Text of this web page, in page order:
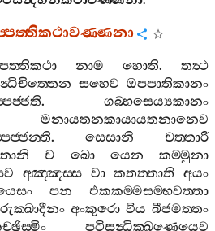
නාම හොති. තත්‍ථ
සහෙව ඔපපාතිකානං
. ගබ‍්භසෙය්‍යකානං
මනායතනකායායතනානෙව
. සෙසානි
චත‍්තාරි
තානි ච ඛො යෙන
කම‍්මුනා
අඤ‍්ඤස‍්ස වා කතත‍්තාති
අයං
පන
එකකම‍්මසම‍්භවත‍්තා
රුක‍්ඛාදීනං අංකුරො විය බීජමත‍්තං
පටිසන්‍ධික‍්ඛණෙයෙව